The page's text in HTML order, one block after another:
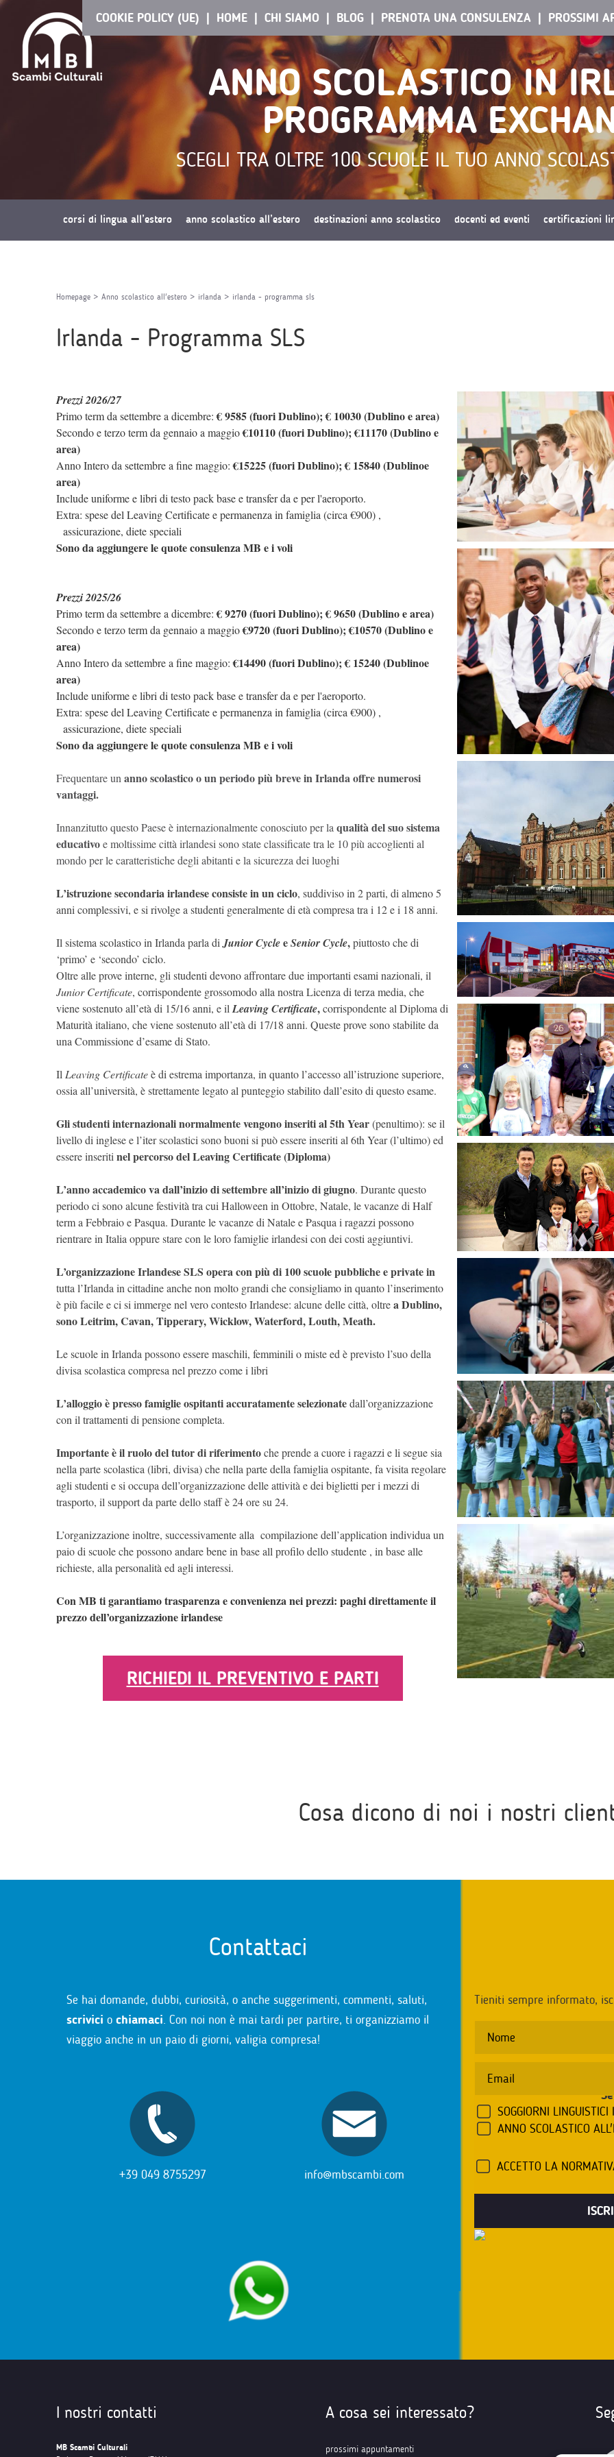
PROSSIMI
PRENOTA UNA CONSULENZA
BLOG
CHI SIAMO
HOME
COOKIE POLICY (UE)
ANNO SCOLASTICO IN
PROGRAMMA
SCEGLI TRA OLTRE 100 SCUOLE IL TUO ANNO
corsi di lingua all’estero anno scolastico all’estero destinazioni anno scolastico docenti ed eventi certificazioni
Homepage > Anno scolastico all'estero > irlanda > irlanda - programma sls
Irlanda - Programma SLS
Prezzi 2026/27
Primo term da settembre a dicembre:€ 9585 (fuori Dublino); € 10030 (Dublino e area)
Secondo e terzo term da gennaio a maggio€10110 (fuori Dublino); €11170 (Dublino e
area)
Anno Intero da settembre a fine maggio:€15225 (fuori Dublino); € 15840 (Dublinoe
area)
Include uniforme e libri di testo pack base e transfer da e per l'aeroporto.
Extra: spese del Leaving Certificate e permanenza in famiglia (circa €900) ,
assicurazione, diete speciali
Sono da aggiungere le quote consulenza MB e i voli
Prezzi 2025/26
Primo term da settembre a dicembre:€ 9270 (fuori Dublino); € 9650 (Dublino e area)
Secondo e terzo term da gennaio a maggio€9720 (fuori Dublino); €10570 (Dublino e
area)
Anno Intero da settembre a fine maggio:€14490 (fuori Dublino); € 15240 (Dublinoe
area)
Include uniforme e libri di testo pack base e transfer da e per l'aeroporto.
Extra: spese del Leaving Certificate e permanenza in famiglia (circa €900) ,
assicurazione, diete speciali
Sono da aggiungere le quote consulenza MB e i voli
Frequentare un anno scolastico o un periodo più breve in Irlanda offre numerosi
vantaggi.
Innanzitutto questo Paese è internazionalmente conosciuto per la qualità del suo sistema
educativoe moltissime città irlandesi sono state classificate tra le 10 più accoglienti al
mondo per le caratteristiche degli abitanti e la sicurezza dei luoghi
L’istruzione secondaria irlandese consiste in un ciclo, suddiviso in 2 parti, di almeno 5
anni complessivi, e si rivolge a studenti generalmente di età compresa tra i 12 e i 18 anni.
Il sistema scolastico in Irlanda parla di Junior CycleeSenior Cycle,piuttosto che di
‘primo’ e ‘secondo’ ciclo.
Oltre alle prove interne, gli studenti devono affrontare due importanti esami nazionali, il
Junior Certificate, corrispondente grossomodo alla nostra Licenza di terza media, che
viene sostenuto all’età di 15/16 anni, e il Leaving Certificate,corrispondente al Diploma di
Maturità italiano, che viene sostenuto all’età di 17/18 anni. Queste prove sono stabilite da
una Commissione d’esame di Stato.
Il Leaving Certificateè di estrema importanza, in quanto l’accesso all’istruzione superiore,
ossia all’università, è strettamente legato al punteggio stabilito dall’esito di questo esame.
Gli studenti internazionali normalmente vengono inseriti al 5th Year(penultimo): se il
livello di inglese e l’iter scolastici sono buoni si può essere inseriti al 6th Year (l’ultimo) ed
essere inseriti nel percorso del Leaving Certificate (Diploma)
L’anno accademico va dall’inizio di settembre all’inizio di giugno. Durante questo
periodo ci sono alcune festività tra cui Halloween in Ottobre, Natale, le vacanze di Half
term a Febbraio e Pasqua. Durante le vacanze di Natale e Pasqua i ragazzi possono
rientrare in Italia oppure stare con le loro famiglie irlandesi con dei costi aggiuntivi.
L’organizzazione Irlandese SLS opera con più di 100 scuole pubbliche e private in
tutta l’Irlanda in cittadine anche non molto grandi che consigliamo in quanto l’inserimento
è più facile e ci si immerge nel vero contesto Irlandese: alcune delle città, oltrea Dublino,
sono Leitrim, Cavan, Tipperary, Wicklow, Waterford, Louth, Meath.
Le scuole in Irlanda possono essere maschili, femminili o miste ed è previsto l’suo della
divisa scolastica compresa nel prezzo come i libri
L’alloggio è presso famiglie ospitanti accuratamente selezionatedall’organizzazione
con il trattamenti di pensione completa.
Importante è il ruolo del tutor di riferimentoche prende a cuore i ragazzi e li segue sia
nella parte scolastica (libri, divisa) che nella parte della famiglia ospitante, fa visita regolare
agli studenti e si occupa dell’organizzazione delle attività e dei biglietti per i mezzi di
trasporto, il support da parte dello staff è 24 ore su 24.
L’organizzazione inoltre, successivamente alla compilazione dell’application individua un
paio di scuole che possono andare bene in base all profilo dello studente , in base alle
richieste, alla personalità ed agli interessi.
Con MB ti garantiamo trasparenza e convenienza nei prezzi: paghi direttamente il
prezzo dell’organizzazione irlandese
RICHIEDI IL PREVENTIVO E PARTI
Cosa dicono di noi i nostri
Contattaci
Se hai domande, dubbi, curiosità, o anche suggerimenti, commenti, saluti,
scrivici o chiamaci. Con noi non è mai tardi per partire, ti organizziamo il
viaggio anche in un paio di giorni, valigia compresa!
+39 049 8755297 info@mbscambi.com
Tieniti sempre informato,
SOGGIORNI
ANNO SCOLASTICO
ACCETTO LA
I nostri contatti
MB Scambi Culturali
A cosa sei interessato?
prossimi appuntamenti